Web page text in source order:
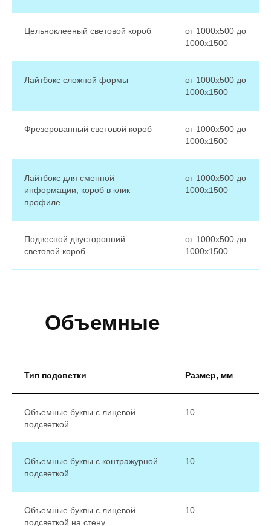
Цельноклееный световой короб
от 1000х500 до
1000х1500
Лайтбокс сложной формы
от 1000х500 до
1000х1500
Фрезерованный световой короб
от 1000х500 до
1000х1500
Лайтбокс для сменной
информации, короб в клик
профиле
от 1000х500 до
1000х1500
Подвесной двусторонний
световой короб
от 1000х500 до
1000х1500
Объемные
Тип подсветки Размер, мм
Объемные буквы с лицевой
подсветкой
10
Объемные буквы с контражурной
подсветкой
10
Объемные буквы с лицевой
подсветкой на стену
10